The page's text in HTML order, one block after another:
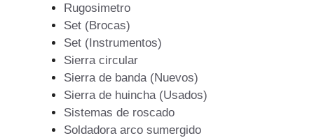
Rugosimetro
Set (Brocas)
Set (Instrumentos)
Sierra circular
Sierra de banda (Nuevos)
Sierra de huincha (Usados)
Sistemas de roscado
Soldadora arco sumergido